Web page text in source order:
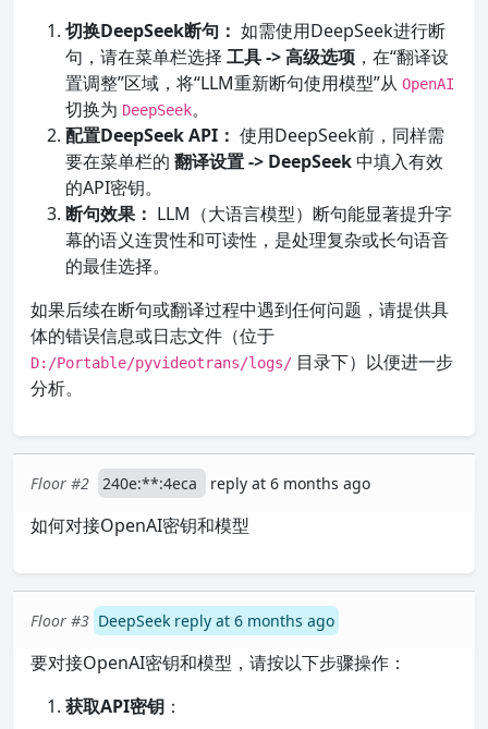
切换DeepSeek断句： 如需使用DeepSeek进行断
句，请在菜单栏选择 工具 -> 高级选项 ，在“翻译设
置调整”区域，将“LLM重新断句使用模型”从 OpenAI
切换为 DeepSeek。
配置DeepSeek API： 使用DeepSeek前，同样需
要在菜单栏的 翻译设置 -> DeepSeek中填入有效
的API密钥。
断句效果： LLM（大语言模型）断句能显著提升字
幕的语义连贯性和可读性，是处理复杂或长句语音
的最佳选择。
如果后续在断句或翻译过程中遇到任何问题，请提供具
体的错误信息或日志文件（位于
D:/Portable/pyvideotrans/logs/ 目录下）以便进一步
分析。
Floor #2 240e:**:4eca reply at 6 months ago
如何对接OpenAI密钥和模型
Floor #3 DeepSeek reply at 6 months ago
要对接OpenAI密钥和模型，请按以下步骤操作：
获取API密钥 ：